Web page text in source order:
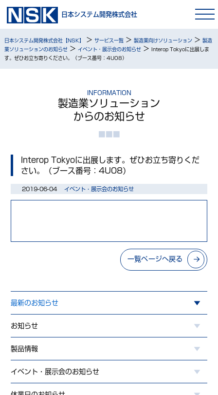
日本システム開発株式会社
日本システム開発株式会社【NSK】 > サービス一覧> 製造業向けソリューション> 製造
業ソリューションのお知らせ> イベント・展示会のお知らせ>
Interop Tokyoに出展しま
す。ぜひお立ち寄りください。（ブース番号：4U08）
INFORMATION
製造業ソリューション
からのお知らせ
最新のお知らせ
お知らせ
製品情報
イベント・展示会のお知らせ
Interop Tokyoに出展します。ぜひお立ち寄りくだ
さい。（ブース番号：4U08）
2019-06-04 イベント・展示会のお知らせ
一覧ページへ戻る